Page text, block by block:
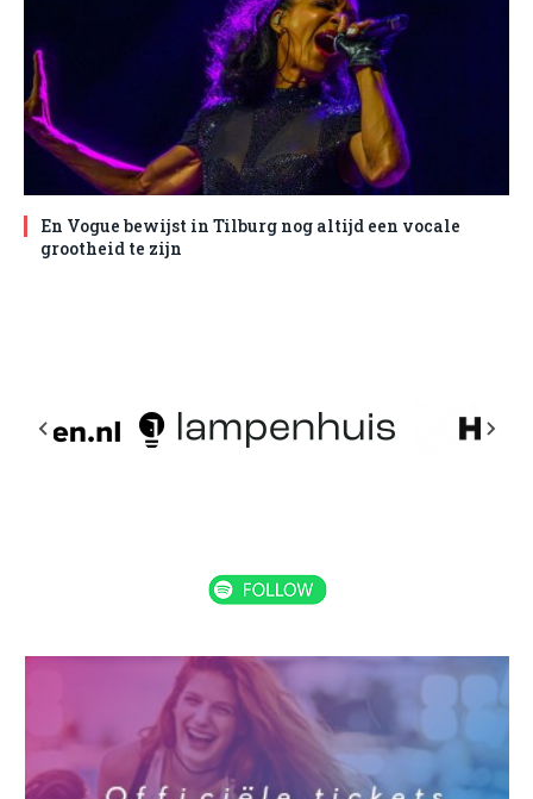
En Vogue bewijst in Tilburg nog altijd een vocale
grootheid te zijn